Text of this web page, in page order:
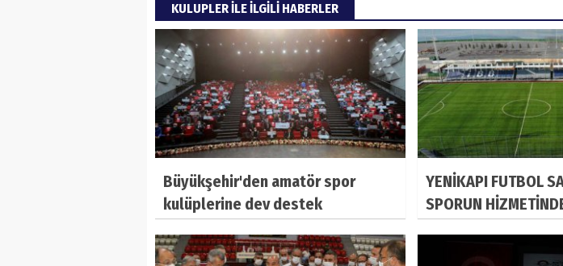
KULUPLER ILE ILGILI HABERLER
Büyükşehir'den amatör spor
kulüplerine dev destek
YENİKAPI FUTBOL
SPORUN